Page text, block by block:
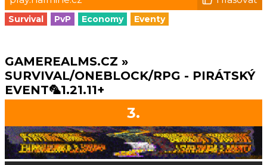
Survival PvP Economy Eventy
GAMEREALMS.CZ »
SURVIVAL/ONEBLOCK/RPG - PIRÁTSKÝ
EVENT🦜1.21.11+
3.